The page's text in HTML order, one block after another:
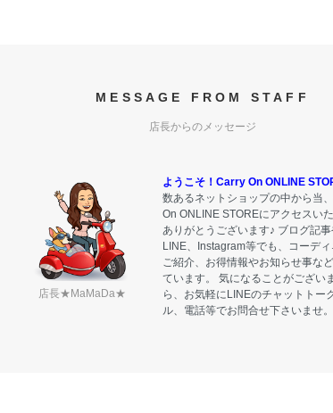
MESSAGE FROM STAFF
店長からのメッセージ
店長★MaMaDa★
ようこそ！Carry On ONLINE
数あるネットショップの中から当
On ONLINE STOREにアクセスい
ありがとうございます♪ ブログ記
LINE、Instagram等でも、コーデ
ご紹介、お得情報やお知らせ事な
ています。 気になることがござい
ら、お気軽にLINEのチャットトー
ル、電話等でお問合せ下さいませ。